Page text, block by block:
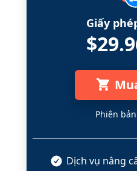
Giấy
Phiên
Dịch vụ nâng